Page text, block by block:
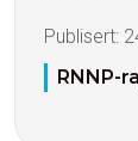
Publisert:
RNNP-